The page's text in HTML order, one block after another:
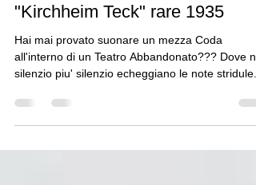
26 mag 2020
Tempo di lettura: 1 min
Grand piano Mezza Coda Kaim
"Kirchheim Teck" rare 1935
all'interno di un Teatro Abbandonato??? Dove
silenzio piu' silenzio echeggiano le note stridule...